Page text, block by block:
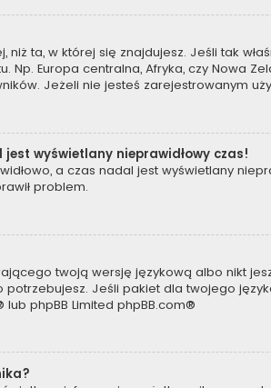
niż ta, w której się znajdujesz. Jeśli tak
Europa centralna, Afryka, czy Nowa
Jeżeli nie jesteś zarejestrowanym
wyświetlany nieprawidłowy czas!
a czas nadal jest wyświetlany
problem.
twoją wersję językową albo nikt
Jeśli pakiet dla twojego
lub phpBB Limited phpBB.com®